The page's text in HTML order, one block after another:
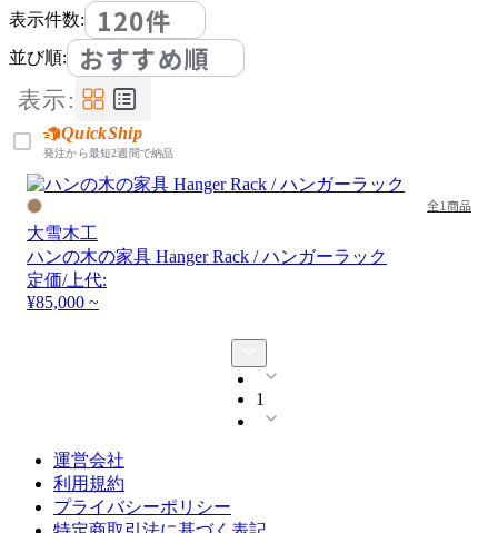
表示件数:
120件
並び順: おすすめ順
表示:
QuickShip
発注から最短2週間で納品
全1商品
大雪木工
ハンの木の家具 Hanger Rack / ハンガーラック
定価/上代:
¥85,000 ~
1
運営会社
利用規約
プライバシーポリシー